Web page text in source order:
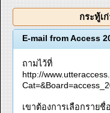
กระทู้เ
E-mail from Access
ถามไว้ที่
http://
เขาต้องการเลือกรายชื่